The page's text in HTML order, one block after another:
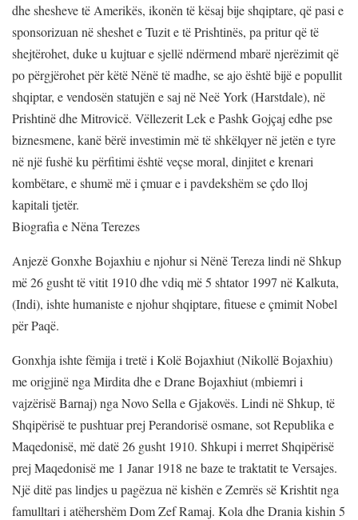
dhe shesheve të Amerikës, ikonën të kësaj bije shqiptare, që pasi e
sponsorizuan në sheshet e Tuzit e të Prishtinës, pa pritur që të
shejtërohet, duke u kujtuar e sjellë ndërmend mbarë njerëzimit që
po përgjërohet për këtë Nënë të madhe, se ajo është bijë e popullit
shqiptar, e vendosën statujën e saj në Neë York (Harstdale), në
Prishtinë dhe Mitrovicë. Vëllezerit Lek e Pashk Gojçaj edhe pse
biznesmene, kanë bërë investimin më të shkëlqyer në jetën e tyre
në një fushë ku përfitimi është veçse moral, dinjitet e krenari
kombëtare, e shumë më i çmuar e i pavdekshëm se çdo lloj
kapitali tjetër.
Biografia e Nëna Terezes
Anjezë Gonxhe Bojaxhiu e njohur si Nënë Tereza lindi në Shkup
më 26 gusht të vitit 1910 dhe vdiq më 5 shtator 1997 në Kalkuta,
(Indi), ishte humaniste e njohur shqiptare, fituese e çmimit Nobel
për Paqë.
Gonxhja ishte fëmija i tretë i Kolë Bojaxhiut (Nikollë Bojaxhiu)
me origjinë nga Mirdita dhe e Drane Bojaxhiut (mbiemri i
vajzërisë Barnaj) nga Novo Sella e Gjakovës. Lindi në Shkup, të
Shqipërisë te pushtuar prej Perandorisë osmane, sot Republika e
Maqedonisë, më datë 26 gusht 1910. Shkupi i merret Shqipërisë
prej Maqedonisë me 1 Janar 1918 ne baze te traktatit te Versajes.
Një ditë pas lindjes u pagëzua në kishën e Zemrës së Krishtit nga
famulltari i atëhershëm Dom Zef Ramaj. Kola dhe Drania kishin 5